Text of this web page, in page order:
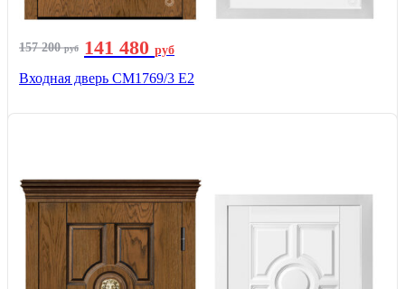
157 200руб 141 480 руб
Входная дверь СМ1769/3 Е2